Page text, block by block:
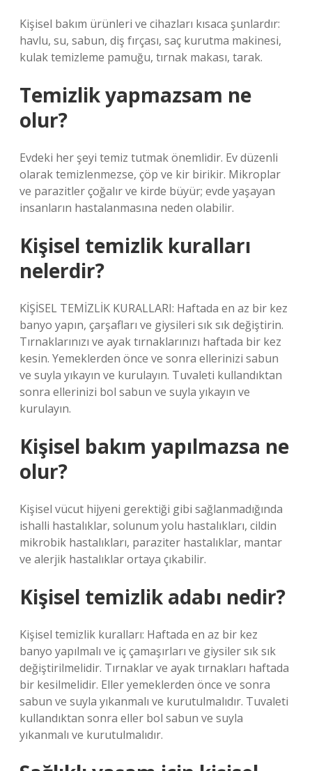
Kişisel bakım ürünleri ve cihazları kısaca şunlardır:
havlu, su, sabun, diş fırçası, saç kurutma makinesi,
kulak temizleme pamuğu, tırnak makası, tarak.
Temizlik yapmazsam ne
olur?
Evdeki her şeyi temiz tutmak önemlidir. Ev düzenli
olarak temizlenmezse, çöp ve kir birikir. Mikroplar
ve parazitler çoğalır ve kirde büyür; evde yaşayan
insanların hastalanmasına neden olabilir.
Kişisel temizlik kuralları
nelerdir?
KİŞİSEL TEMİZLİK KURALLARI: Haftada en az bir kez
banyo yapın, çarşafları ve giysileri sık sık değiştirin.
Tırnaklarınızı ve ayak tırnaklarınızı haftada bir kez
kesin. Yemeklerden önce ve sonra ellerinizi sabun
ve suyla yıkayın ve kurulayın. Tuvaleti kullandıktan
sonra ellerinizi bol sabun ve suyla yıkayın ve
kurulayın.
Kişisel bakım yapılmazsa ne
olur?
Kişisel vücut hijyeni gerektiği gibi sağlanmadığında
ishalli hastalıklar, solunum yolu hastalıkları, cildin
mikrobik hastalıkları, paraziter hastalıklar, mantar
ve alerjik hastalıklar ortaya çıkabilir.
Kişisel temizlik adabı nedir?
Kişisel temizlik kuralları: Haftada en az bir kez
banyo yapılmalı ve iç çamaşırları ve giysiler sık ​​sık
değiştirilmelidir. Tırnaklar ve ayak tırnakları haftada
bir kesilmelidir. Eller yemeklerden önce ve sonra
sabun ve suyla yıkanmalı ve kurutulmalıdır. Tuvaleti
kullandıktan sonra eller bol sabun ve suyla
yıkanmalı ve kurutulmalıdır.